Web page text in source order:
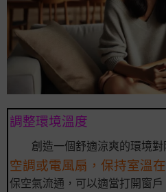
調整環境溫度
創造一個舒適涼爽的環境對
空調或電風扇，保持室溫
保空氣流通，可以適當打開窗